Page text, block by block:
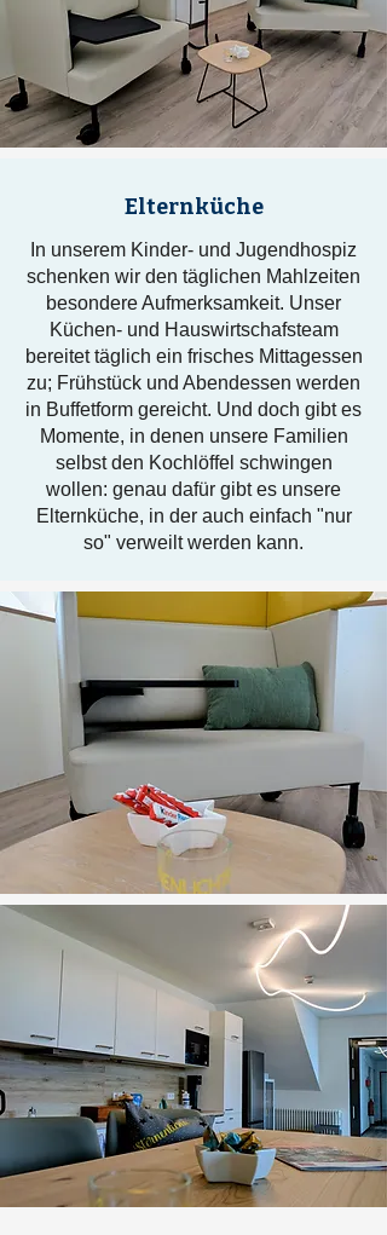
Elternküche
In unserem Kinder- und Jugendhospiz
schenken wir den täglichen Mahlzeiten
besondere Aufmerksamkeit. Unser
Küchen- und Hauswirtschafsteam
bereitet täglich ein frisches Mittagessen
zu; Frühstück und Abendessen werden
in Buffetform gereicht. Und doch gibt es
Momente, in denen unsere Familien
selbst den Kochlöffel schwingen
wollen: genau dafür gibt es unsere
Elternküche, in der auch einfach "nur
so" verweilt werden kann.